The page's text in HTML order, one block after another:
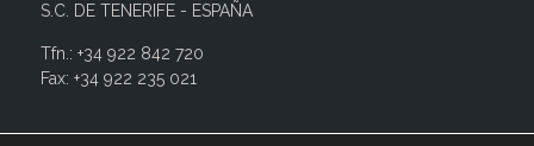
S.C. DE TENERIFE - ESPAÑA
Tfn.: +34 922 842 720
Fax: +34 922 235 021